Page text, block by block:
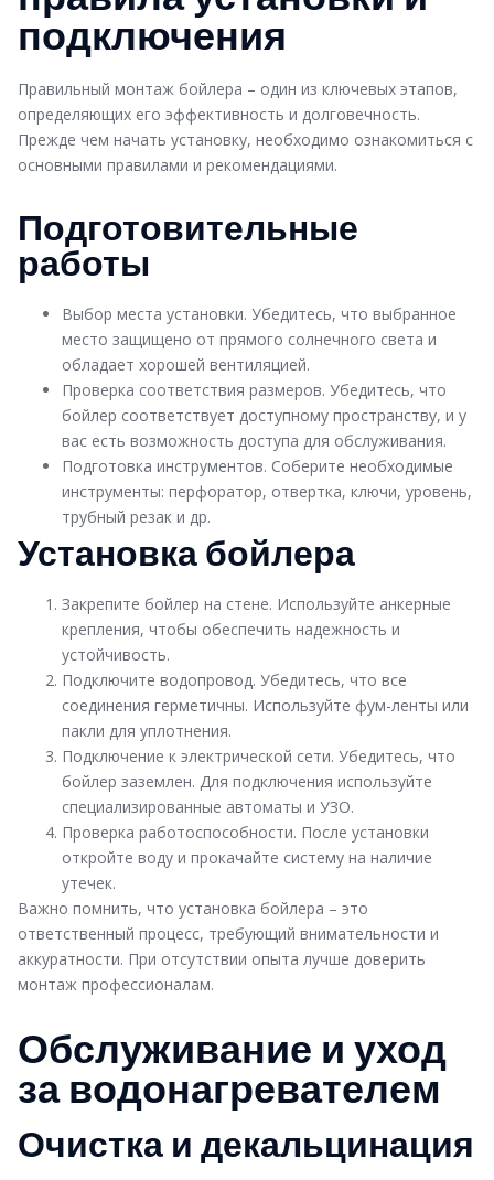
подключения
Правильный монтаж бойлера – один из ключевых этапов,
определяющих его эффективность и долговечность.
Прежде чем начать установку, необходимо ознакомиться с
основными правилами и рекомендациями.
Подготовительные
работы
Выбор места установки. Убедитесь, что выбранное
место защищено от прямого солнечного света и
обладает хорошей вентиляцией.
Проверка соответствия размеров. Убедитесь, что
бойлер соответствует доступному пространству, и у
вас есть возможность доступа для обслуживания.
Подготовка инструментов. Соберите необходимые
инструменты: перфоратор, отвертка, ключи, уровень,
трубный резак и др.
Установка бойлера
Закрепите бойлер на стене. Используйте анкерные
крепления, чтобы обеспечить надежность и
устойчивость.
Подключите водопровод. Убедитесь, что все
соединения герметичны. Используйте фум-ленты или
пакли для уплотнения.
Подключение к электрической сети. Убедитесь, что
бойлер заземлен. Для подключения используйте
специализированные автоматы и УЗО.
Проверка работоспособности. После установки
откройте воду и прокачайте систему на наличие
утечек.
Важно помнить, что установка бойлера – это
ответственный процесс, требующий внимательности и
аккуратности. При отсутствии опыта лучше доверить
монтаж профессионалам.
Обслуживание и уход
за водонагревателем
Очистка и декальцинация